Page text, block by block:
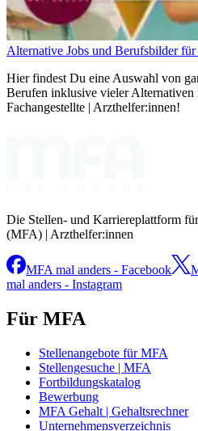
Alternative Jobs und Berufsbilder
Hier findest Du eine Auswahl von
Berufen inklusive vieler
Fachangestellte | Arzthelfer:innen!
Die Stellen- und Karriereplattform
(MFA) | Arzthelfer:innen
MFA mal anders - Facebook
mal anders - Instagram
Für MFA
Stellenangebote für MFA
Stellengesuche | MFA
Fortbildungskatalog
Bewerbung
MFA Gehalt | Gehaltsrechner
Unternehmensverzeichnis